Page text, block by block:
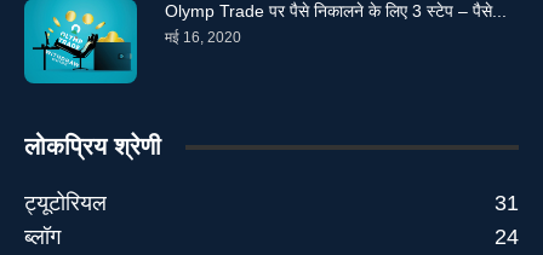
Olymp Trade पर पैसे निकालने के लिए 3 स्टेप – पैसे...
मई 16, 2020
लोकप्रिय श्रेणी
ट्यूटोरियल
31
ब्लॉग
24